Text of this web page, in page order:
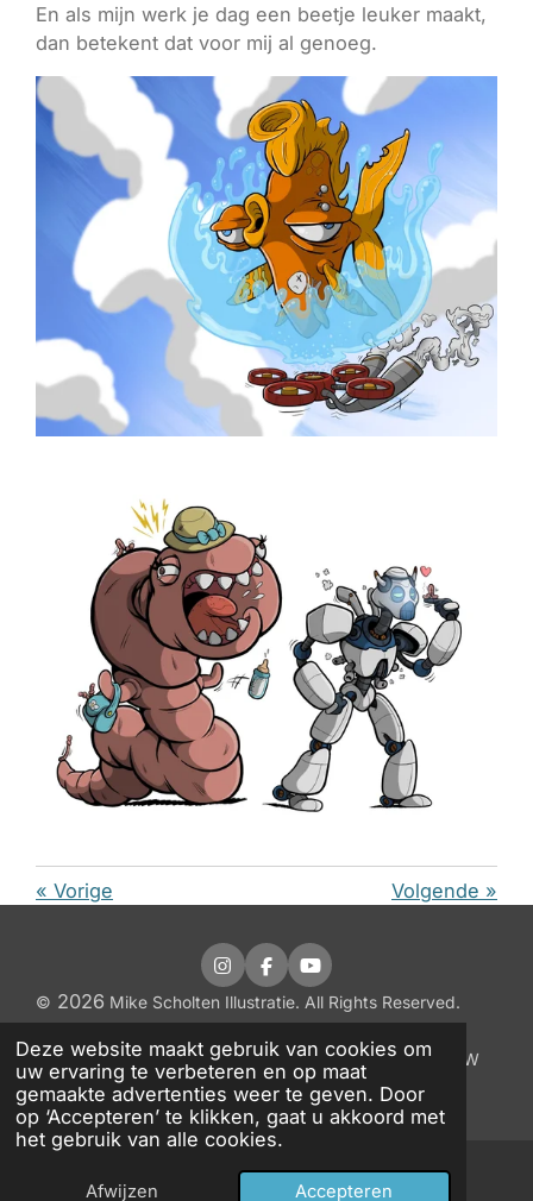
Deze website maakt gebruik van cookies om
uw ervaring te verbeteren en op maat
gemaakte advertenties weer te geven. Door
op ‘Accepteren’ te klikken, gaat u akkoord met
het gebruik van alle cookies.
Afwijzen Accepteren
En als mijn werk je dag een beetje leuker maakt,
dan betekent dat voor mij al genoeg.
« Vorige Volgende »
I
n
s
a
g
r
a
m
F
a
c
b
o
o
k
Y
o
u
u
b
e
© 2026 Mike Scholten Illustratie. All Rights Reserved.
|Disclaimer| Privacybeleid|FAQ| KvK 98631853 | BTW
NL005344609B19